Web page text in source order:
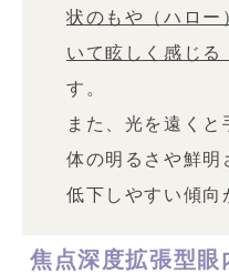
状のもや（ハロー
いて眩しく感じる
す。
また、光を遠く
体の明るさや鮮明
低下しやすい傾向
焦点深度拡張型眼